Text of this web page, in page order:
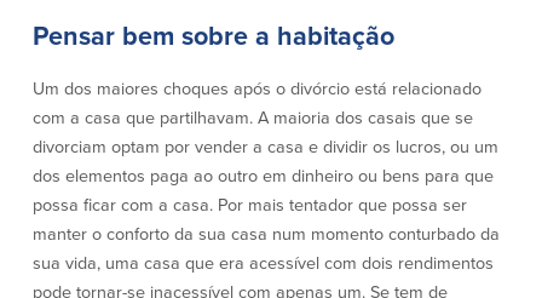
empresariais
Negócios
Pagamentos de empréstimos on-line
BusinessCard®
Quem somos
Quem somos Afiliados
Pensar bem sobre a habitação
Um dos maiores choques após o divórcio está relacionado
com a casa que partilhavam. A maioria dos casais que se
divorciam optam por vender a casa e dividir os lucros, ou um
dos elementos paga ao outro em dinheiro ou bens para que
possa ficar com a casa. Por mais tentador que possa ser
manter o conforto da sua casa num momento conturbado da
sua vida, uma casa que era acessível com dois rendimentos
pode tornar-se inacessível com apenas um. Se tem de